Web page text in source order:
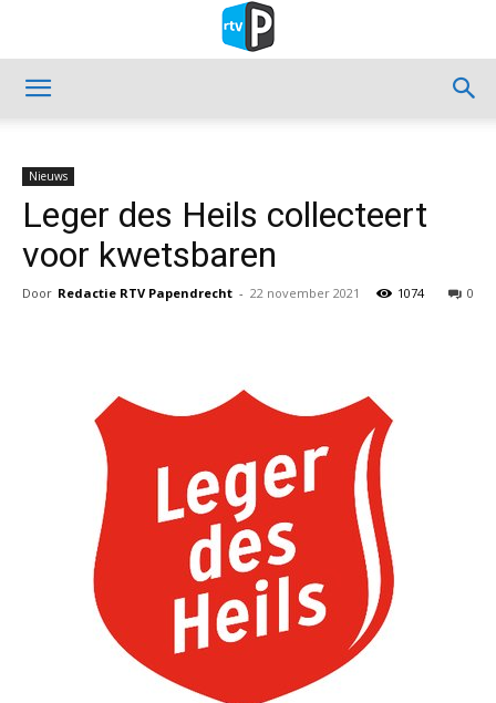
Nieuws
Leger des Heils collecteert
voor kwetsbaren
Door Redactie RTV Papendrecht - 22 november 2021 0
1074